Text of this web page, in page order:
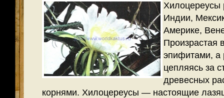
Хилоцереусы
Индии,
Америке,
Произрастая
эпифитами, а
цепляясь за
древесных
корнями. Хилоцереусы — настоящие